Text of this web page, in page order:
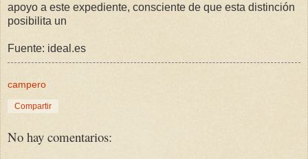
apoyo a este expediente, consciente de que esta distinción
posibilita un
Fuente: ideal.es
campero
Compartir
No hay comentarios: